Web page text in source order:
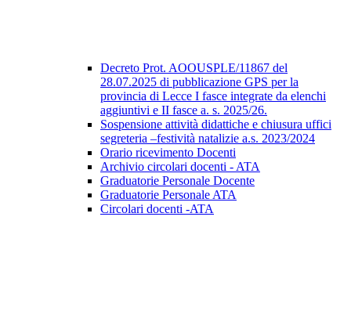
Decreto Prot. AOOUSPLE/11867 del
28.07.2025 di pubblicazione GPS per la
provincia di Lecce I fasce integrate da elenchi
aggiuntivi e II fasce a. s. 2025/26.
Sospensione attività didattiche e chiusura uffici
segreteria –festività natalizie a.s. 2023/2024
Orario ricevimento Docenti
Archivio circolari docenti - ATA
Graduatorie Personale Docente
Graduatorie Personale ATA
Circolari docenti -ATA